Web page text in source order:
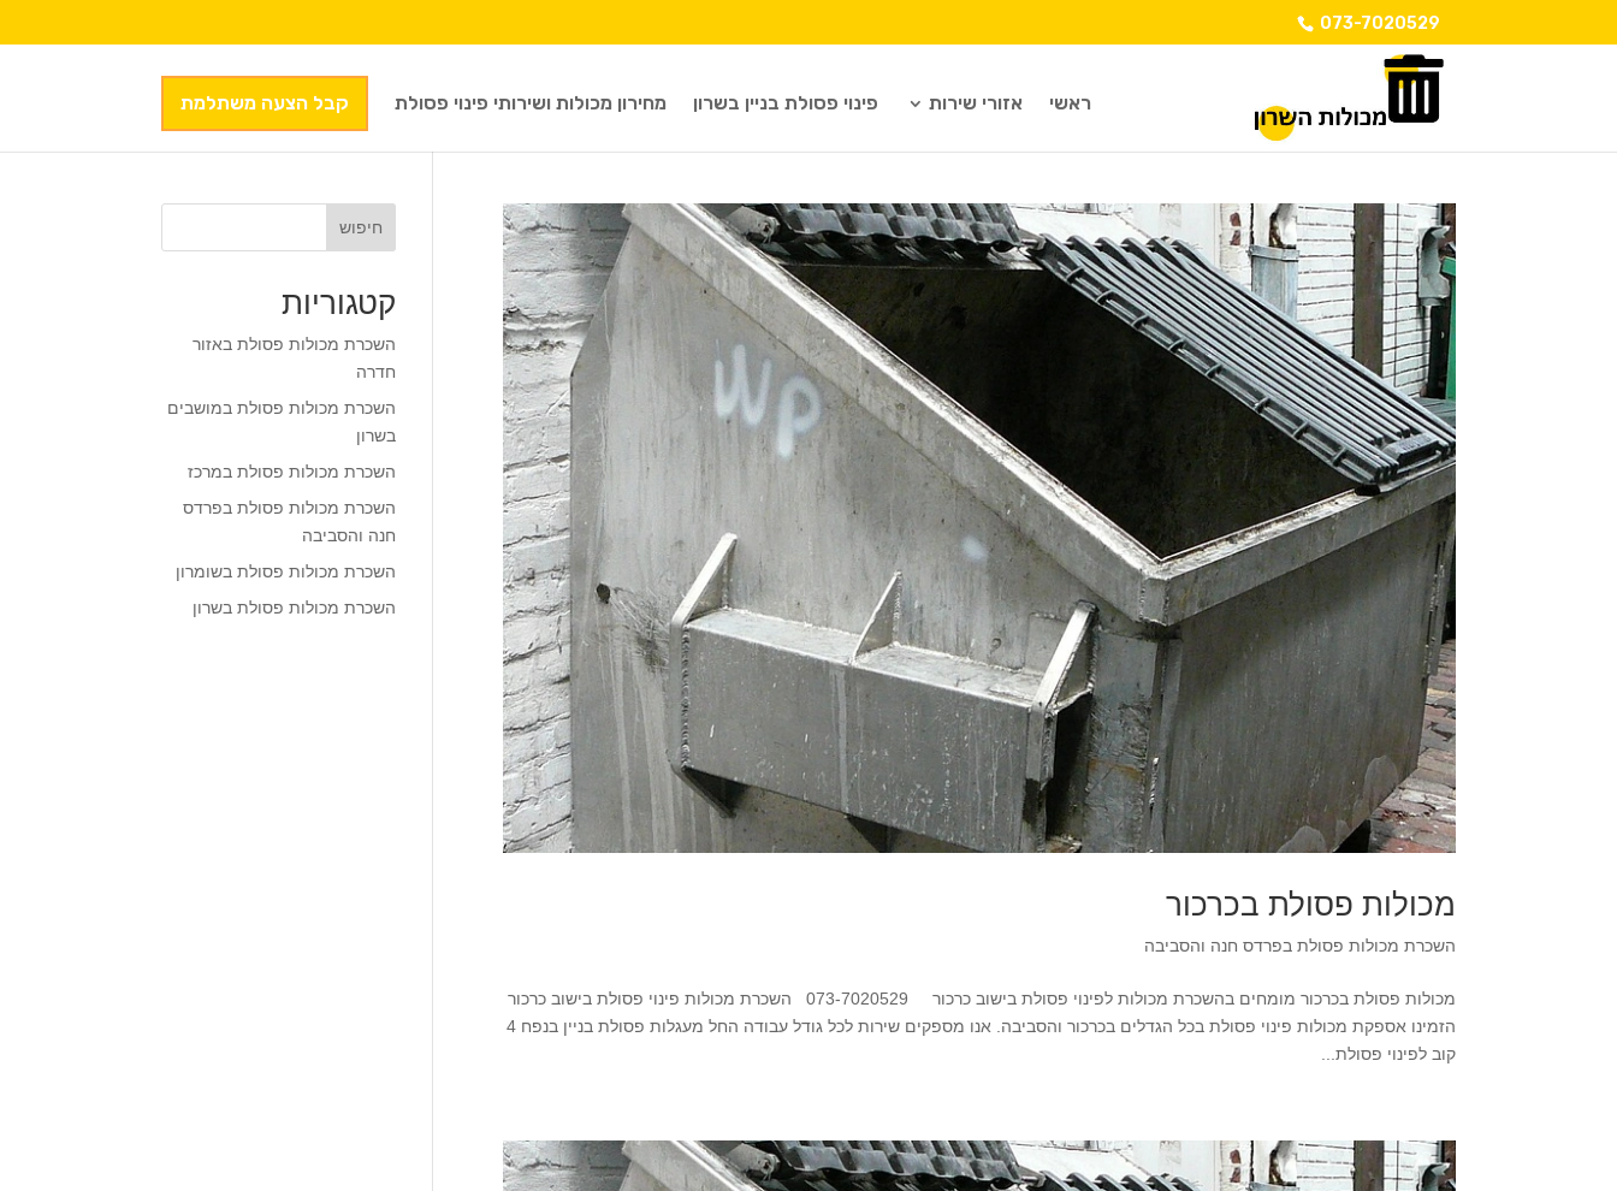
073-7020529
ראשי אזורי שירות פינוי פסולת בניין בשרון מחירון מכולות ושירותי פינוי פסולת קבל הצעה משתלמת
מכולות פסולת בכרכור
השכרת מכולות פסולת בפרדס חנה והסביבה
מכולות פסולת בכרכור מומחים בהשכרת מכולות לפינוי פסולת בישוב כרכור 073-7020529 השכרת מכולות פינוי פסולת בישוב כרכור
הזמינו אספקת מכולות פינוי פסולת בכל הגדלים בכרכור והסביבה. אנו מספקים שירות לכל גודל עבודה החל מעגלות פסולת בניין בנפח 4
קוב לפינוי פסולת...
חיפוש
קטגוריות
השכרת מכולות פסולת באזור
חדרה
השכרת מכולות פסולת במושבים
בשרון
השכרת מכולות פסולת במרכז
השכרת מכולות פסולת בפרדס
חנה והסביבה
השכרת מכולות פסולת בשומרון
השכרת מכולות פסולת בשרון